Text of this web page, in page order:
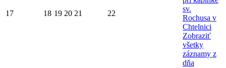
17 18 19 20 21 22
sv.
Rochusa v
Chtelnici
Zobraziť
všetky
záznamy z
dňa